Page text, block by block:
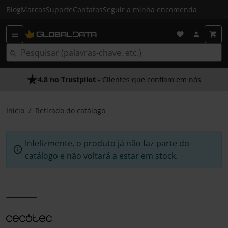
BlogMarcasSuporteContatosSeguir a minha encomenda
4.8 no Trustpilot - Clientes que confiam em nós
Início Retirado do catálogo
Infelizmente, o produto já não faz parte do
catálogo e não voltará a estar em stock.